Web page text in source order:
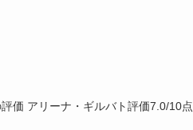
価 アリーナ・ギルバト評価7.0/10点